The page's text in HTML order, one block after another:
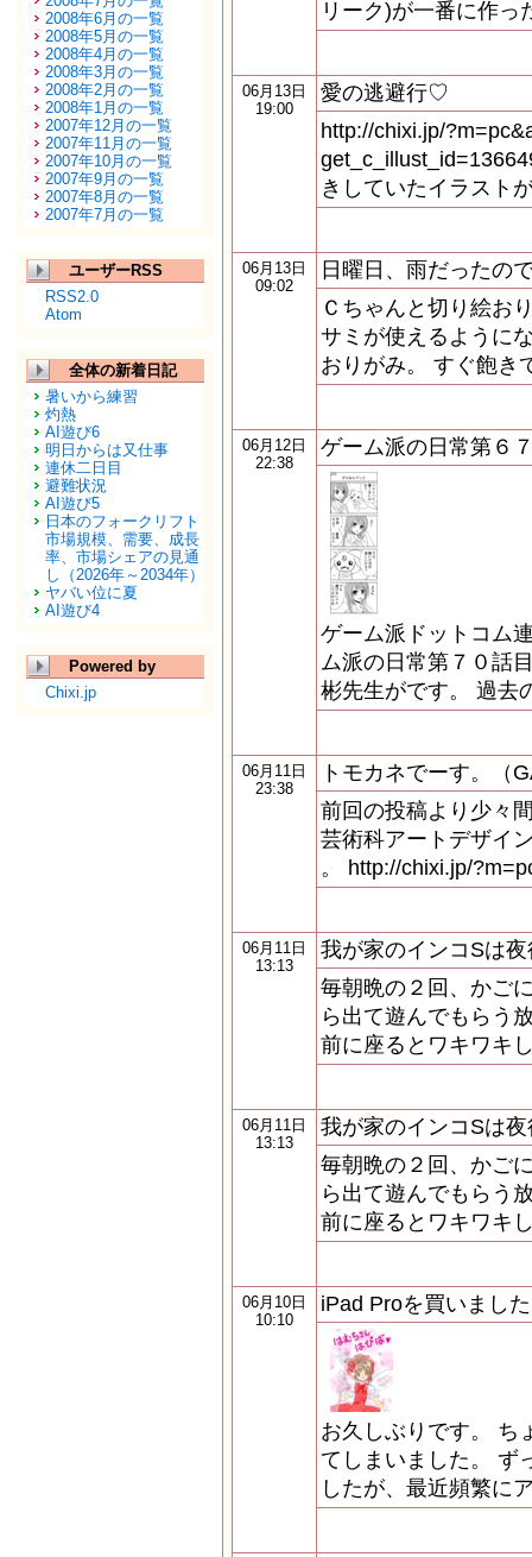
2008年6月の一覧
2008年5月の一覧
2008年4月の一覧
2008年3月の一覧
2008年2月の一覧
2008年1月の一覧
2007年12月の一覧
2007年11月の一覧
2007年10月の一覧
2007年9月の一覧
2007年8月の一覧
2007年7月の一覧
ユーザーRSS
RSS2.0
Atom
全体の新着日記
暑いから練習
灼熱
AI遊び6
明日からは又仕事
連休二日目
避難状況
AI遊び5
日本のフォークリフト
市場規模、需要、成長
率、市場シェアの見通
し（2026年～2034年）
ヤバい位に夏
AI遊び4
Powered by
Chixi.jp
リーク)が一番に作
06月13日
19:00
愛の逃避行♡
http://chixi.jp/
きしていたイラスト
06月13日
09:02
日曜日、雨だったの
Ｃちゃんと切り絵お
サミが使えるように
おりがみ。 すぐ飽
06月12日
22:38
ゲーム派の日常第６
ゲーム派ドットコム
ム派の日常第７０話
彬先生がです。 過去
06月11日
23:38
トモカネでーす。（
前回の投稿より少々
芸術科アートデザイ
。 http://chixi.jp/
06月11日
13:13
我が家のインコSは
毎朝晩の２回、かご
ら出て遊んでもらう
前に座るとワキワキ
06月11日
13:13
我が家のインコSは
毎朝晩の２回、かご
ら出て遊んでもらう
前に座るとワキワキ
06月10日
10:10
iPad Proを買いました
お久しぶりです。 ち
てしまいました。 ず
したが、最近頻繁に